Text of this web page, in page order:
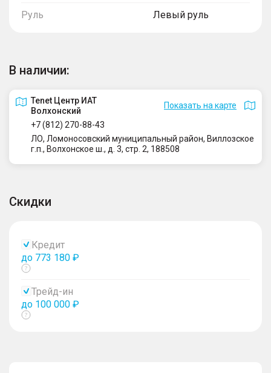
Руль Левый руль
В наличии:
Tenet Центр ИАТ
Волхонский
Показать на карте
+7 (812) 270-88-43
ЛО, Ломоносовский муниципальный район, Виллозское
г.п., Волхонское ш., д. 3, стр. 2, 188508
Скидки
Кредит
до 773 180 ₽
Показать
Трейд-ин
до 100 000 ₽
Показать